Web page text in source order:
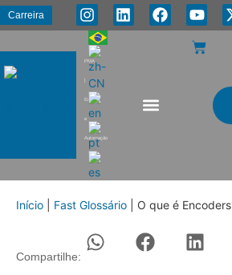
Carreira
PMA
|
Energia
e
Automação
Início Fast Glossário O que é Encoders
Compartilhe: